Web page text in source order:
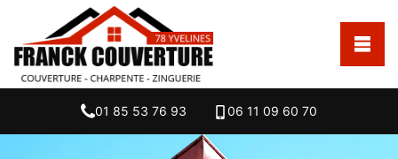
01 85 53 76 93 06 11 09 60 70